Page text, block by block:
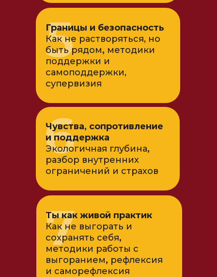
7
6
Ты как живой практик
Как не выгорать и
сохранять себя,
методики работы с
выгоранием, рефлексия
и саморефлексия
5
Чувства, сопротивление
и поддержка
Экологичная глубина,
разбор внутренних
ограничений и страхов
Границы и безопасность
Как не растворяться, но
быть рядом, методики
поддержки и
самоподдержки,
супервизия